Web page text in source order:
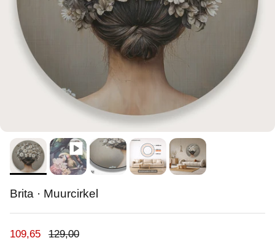
Brita · Muurcirkel
Verkoopprijs
109,65 Reguliere prijs
129,00